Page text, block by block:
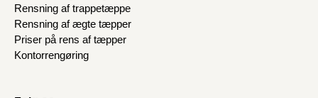
Rensning af trappetæppe
Rensning af ægte tæpper
Priser på rens af tæpper
Kontorrengøring